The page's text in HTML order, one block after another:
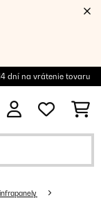
dní na vrátenie tovaru